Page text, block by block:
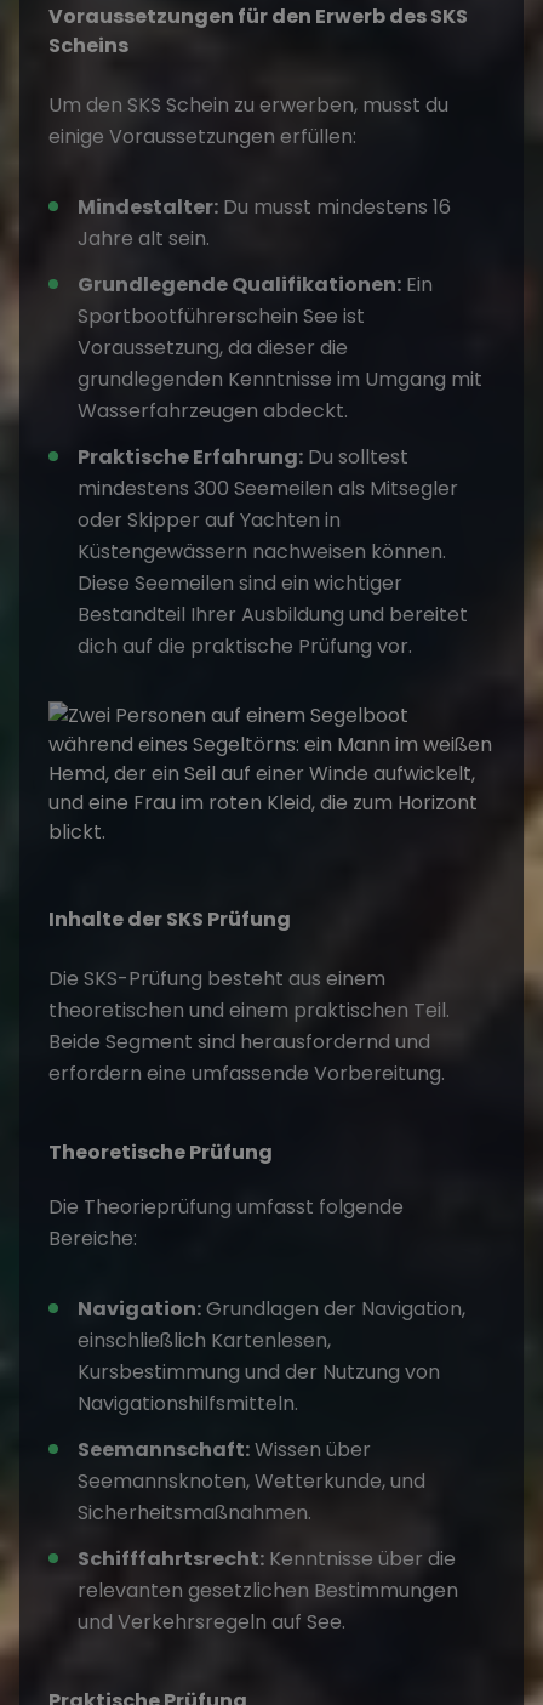
Voraussetzungen für den Erwerb des SKS
Scheins
Um den SKS Schein zu erwerben, musst du
einige Voraussetzungen erfüllen:
Mindestalter: Du musst mindestens 16
Jahre alt sein.
Grundlegende Qualifikationen: Ein
Sportbootführerschein See ist
Voraussetzung, da dieser die
grundlegenden Kenntnisse im Umgang mit
Wasserfahrzeugen abdeckt.
Praktische Erfahrung: Du solltest
mindestens 300 Seemeilen als Mitsegler
oder Skipper auf Yachten in
Küstengewässern nachweisen können.
Diese Seemeilen sind ein wichtiger
Bestandteil Ihrer Ausbildung und bereitet
dich auf die praktische Prüfung vor.
Inhalte der SKS Prüfung
Die SKS-Prüfung besteht aus einem
theoretischen und einem praktischen Teil.
Beide Segment sind herausfordernd und
erfordern eine umfassende Vorbereitung.
Theoretische Prüfung
Die Theorieprüfung umfasst folgende
Bereiche:
Navigation:Grundlagen der Navigation,
einschließlich Kartenlesen,
Kursbestimmung und der Nutzung von
Navigationshilfsmitteln.
Seemannschaft:Wissen über
Seemannsknoten, Wetterkunde, und
Sicherheitsmaßnahmen.
Schifffahrtsrecht: Kenntnisse über die
relevanten gesetzlichen Bestimmungen
und Verkehrsregeln auf See.